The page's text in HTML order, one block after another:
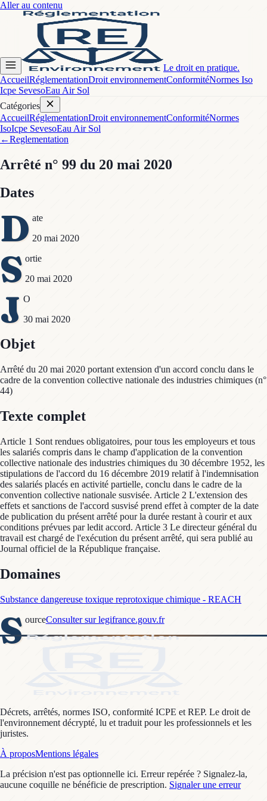
Aller au contenu
Le droit en pratique.
AccueilRéglementationDroit environnementConformitéNormes Iso
Icpe SevesoEau Air Sol
Catégories
AccueilRéglementationDroit environnementConformitéNormes
IsoIcpe SevesoEau Air Sol
←Reglementation
Arrêté n° 99 du 20 mai 2020
Dates
D ate
20 mai 2020
S ortie
20 mai 2020
J O
30 mai 2020
Objet
Arrêté du 20 mai 2020 portant extension d'un accord conclu dans le
cadre de la convention collective nationale des industries chimiques (n°
44)
Texte complet
Article 1 Sont rendues obligatoires, pour tous les employeurs et tous
les salariés compris dans le champ d'application de la convention
collective nationale des industries chimiques du 30 décembre 1952, les
stipulations de l'accord du 16 décembre 2019 relatif à l'indemnisation
des salariés placés en activité partielle, conclu dans le cadre de la
convention collective nationale susvisée. Article 2 L'extension des
effets et sanctions de l'accord susvisé prend effet à compter de la date
de publication du présent arrêté pour la durée restant à courir et aux
conditions prévues par ledit accord. Article 3 Le directeur général du
travail est chargé de l'exécution du présent arrêté, qui sera publié au
Journal officiel de la République française.
Domaines
Substance dangereuse toxique reprotoxique chimique - REACH
S ourceConsulter sur legifrance.gouv.fr
Décrets, arrêtés, normes ISO, conformité ICPE et REP. Le droit de
l'environnement décrypté, lu et traduit pour les professionnels et les
juristes.
À proposMentions légales
La précision n'est pas optionnelle ici. Erreur repérée ? Signalez-la,
aucune coquille ne bénéficie de prescription. Signaler une erreur